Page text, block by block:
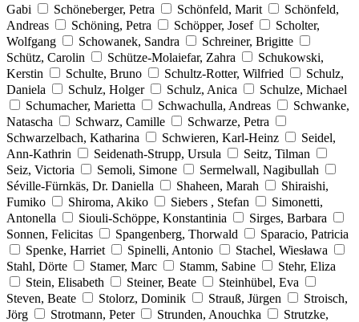
Gabi
Schöneberger, Petra Schönfeld, Marit
Schönfeld,
Andreas
Schöning, Petra Schöpper, Josef
Scholter,
Wolfgang
Schowanek, Sandra
Schreiner, Brigitte
Schütz, Carolin
Schütze-Molaiefar, Zahra
Schukowski,
Kerstin
Schulte, Bruno Schultz-Rotter, Wilfried
Schulz,
Daniela
Schulz, Holger Schulz, Anica
Schulze, Michael
Schumacher, Marietta
Schwachulla, Andreas
Schwanke,
Natascha
Schwarz, Camille
Schwarze, Petra
Schwarzelbach, Katharina
Schwieren, Karl-Heinz
Seidel,
Ann-Kathrin
Seidenath-Strupp, Ursula
Seitz, Tilman
Seiz, Victoria
Semoli, Simone
Sermelwall, Nagibullah
Séville-Fürnkäs, Dr. Daniella
Shaheen, Marah
Shiraishi,
Fumiko
Shiroma, Akiko Siebers , Stefan
Simonetti,
Antonella
Siouli-Schöppe, Konstantinia
Sirges, Barbara
Sonnen, Felicitas
Spangenberg, Thorwald
Sparacio, Patricia
Spenke, Harriet
Spinelli, Antonio
Stachel, Wiesława
Stahl, Dörte
Stamer, Marc Stamm, Sabine
Stehr, Eliza
Stein, Elisabeth
Steiner, Beate
Steinhübel, Eva
Steven, Beate
Stolorz, Dominik Strauß, Jürgen
Stroisch,
Jörg
Strotmann, Peter Strunden, Anouchka
Strutzke,